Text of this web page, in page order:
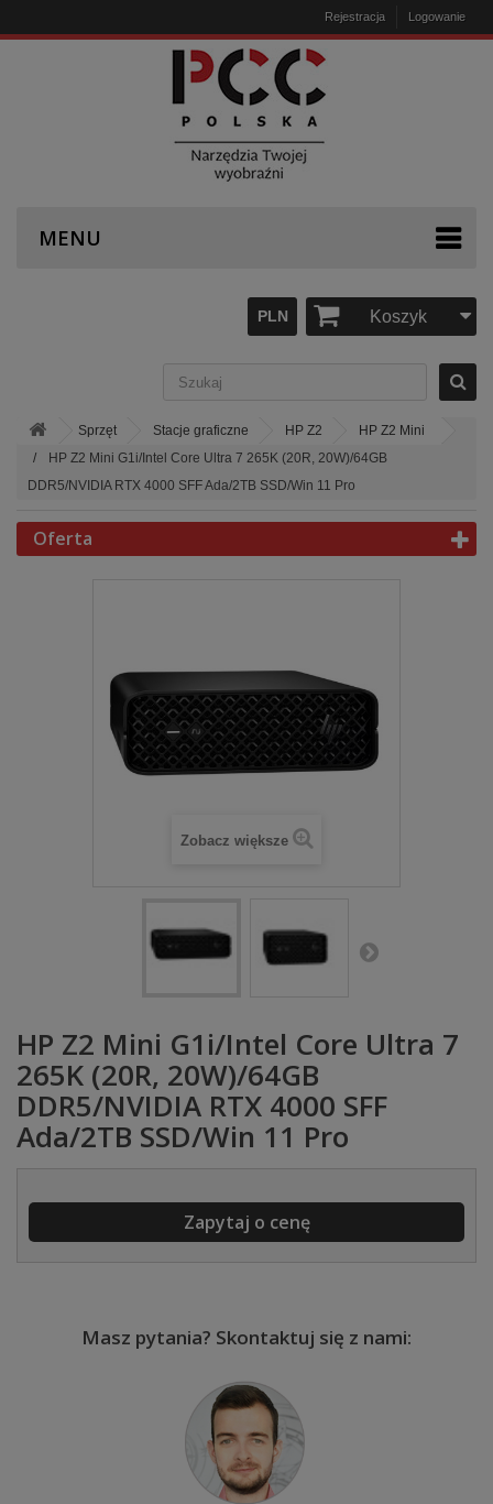
Logowanie
Rejestracja
MENU
Koszyk
PLN
Sprzęt Stacje graficzne HP Z2
HP Z2 Mini
HP Z2 Mini G1i/Intel Core Ultra 7 265K (20R, 20W)/64GB
DDR5/NVIDIA RTX 4000 SFF Ada/2TB SSD/Win 11 Pro
Oferta
Zobacz większe
HP Z2 Mini G1i/Intel Core Ultra 7
265K (20R, 20W)/64GB
DDR5/NVIDIA RTX 4000 SFF
Ada/2TB SSD/Win 11 Pro
Zapytaj o cenę
Masz pytania? Skontaktuj się z nami: